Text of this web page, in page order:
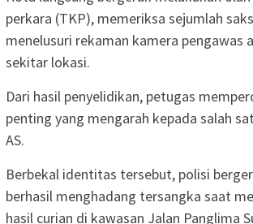
perkara (TKP), memeriksa sejumlah
menelusuri rekaman kamera pengawas
sekitar lokasi.
Dari hasil penyelidikan, petugas
penting yang mengarah kepada salah
AS.
Berbekal identitas tersebut, polisi
berhasil menghadang tersangka saat
hasil curian di kawasan Jalan Panglima